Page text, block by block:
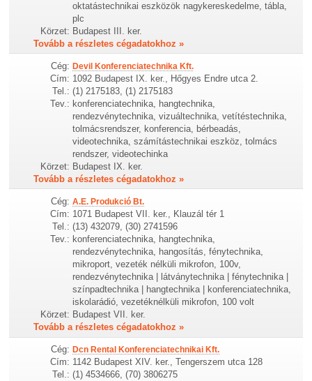
oktatástechnikai eszközök nagykereskedelme, tábla,
plc
Körzet: Budapest III. ker.
Tovább a részletes cégadatokhoz »
Cég: Devil Konferenciatechnika Kft.
Cím: 1092 Budapest IX. ker., Hőgyes Endre utca 2.
Tel.: (1) 2175183, (1) 2175183
Tev.: konferenciatechnika, hangtechnika,
rendezvénytechnika, vizuáltechnika, vetítéstechnika,
tolmácsrendszer, konferencia, bérbeadás,
videotechnika, számítástechnikai eszköz, tolmács
rendszer, videotechinka
Körzet: Budapest IX. ker.
Tovább a részletes cégadatokhoz »
Cég: A.E. Produkció Bt.
Cím: 1071 Budapest VII. ker., Klauzál tér 1
Tel.: (13) 432079, (30) 2741596
Tev.: konferenciatechnika, hangtechnika,
rendezvénytechnika, hangosítás, fénytechnika,
mikroport, vezeték nélküli mikrofon, 100v,
rendezvénytechnika | látványtechnika | fénytechnika |
színpadtechnika | hangtechnika | konferenciatechnika,
iskolarádió, vezetéknélküli mikrofon, 100 volt
Körzet: Budapest VII. ker.
Tovább a részletes cégadatokhoz »
Cég: Dcn Rental Konferenciatechnikai Kft.
Cím: 1142 Budapest XIV. ker., Tengerszem utca 128
Tel.: (1) 4534666, (70) 3806275